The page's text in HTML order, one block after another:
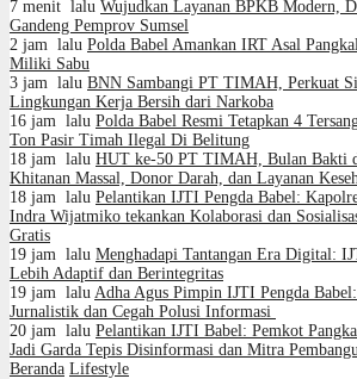
7 menit lalu Wujudkan Layanan BPKB Modern,
Gandeng Pemprov Sumsel
2 jam lalu Polda Babel Amankan IRT Asal
Miliki Sabu
3 jam lalu BNN Sambangi PT TIMAH, Perkuat
Lingkungan Kerja Bersih dari Narkoba
16 jam lalu Polda Babel Resmi Tetapkan 4
Ton Pasir Timah Ilegal Di Belitung
18 jam lalu HUT ke-50 PT TIMAH, Bulan Bakti
Khitanan Massal, Donor Darah, dan Layanan
18 jam lalu Pelantikan IJTI Pengda Babel:
Indra Wijatmiko tekankan Kolaborasi dan
Gratis
19 jam lalu Menghadapi Tantangan Era Digital:
Lebih Adaptif dan Berintegritas
19 jam lalu Adha Agus Pimpin IJTI Pengda
Jurnalistik dan Cegah Polusi Informasi
20 jam lalu Pelantikan IJTI Babel: Pemkot
Jadi Garda Tepis Disinformasi dan Mitra
Beranda Lifestyle